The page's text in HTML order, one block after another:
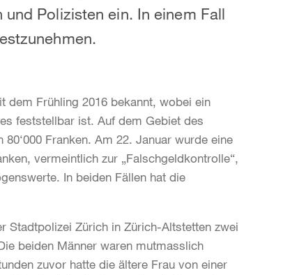
Polizisten ein. In einem Fall
dem Frühling 2016 bekannt, wobei ein
feststellbar ist. Auf dem Gebiet des
Franken. Am 22. Januar wurde eine
vermeintlich zur „Falschgeldkontrolle“,
In beiden Fällen hat die
Stadtpolizei Zürich in Zürich-Altstetten zwei
beiden Männer waren mutmasslich
zuvor hatte die ältere Frau von einer